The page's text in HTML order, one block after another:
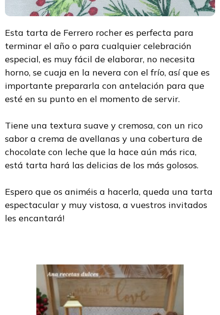
Esta tarta de Ferrero rocher es perfecta para
terminar el año o para cualquier celebración
especial, es muy fácil de elaborar, no necesita
horno, se cuaja en la nevera con el frío, así que es
importante prepararla con antelación para que
esté en su punto en el momento de servir.
Tiene una textura suave y cremosa, con un rico
sabor a crema de avellanas y una cobertura de
chocolate con leche que la hace aún más rica,
está tarta hará las delicias de los más golosos.
Espero que os animéis a hacerla, queda una tarta
espectacular y muy vistosa, a vuestros invitados
les encantará!